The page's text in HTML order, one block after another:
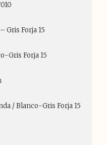
Gris Forja 15
Gris Forja 15
/ Blanco-Gris Forja 15